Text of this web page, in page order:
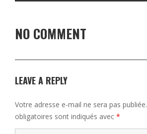
NO COMMENT
LEAVE A REPLY
Votre adresse e-mail ne sera pas publiée.
obligatoires sont indiqués avec *